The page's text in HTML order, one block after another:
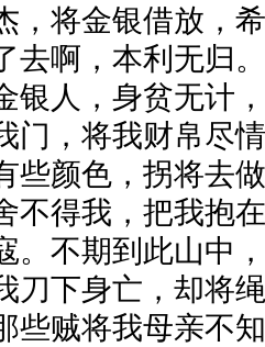
，将金银借放，
去啊，本利无归
银人，身贫无计
门，将我财帛尽
些颜色，拐将去
不得我，把我抱
。不期到此山中
刀下身亡，却将
些贼将我母亲不